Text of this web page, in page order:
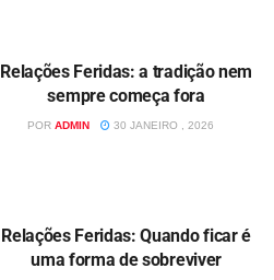
Relações Feridas: a tradição nem
sempre começa fora
POR ADMIN 30 JANEIRO , 2026
Relações Feridas: Quando ficar é
uma forma de sobreviver